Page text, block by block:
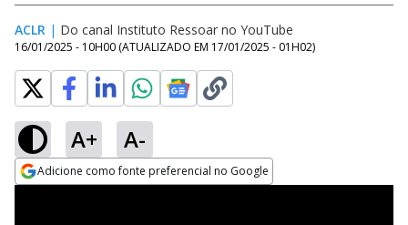
ACLR | Do canal Instituto Ressoar no YouTube
16/01/2025 - 10H00 (ATUALIZADO EM 17/01/2025 - 01H02)
A+ A-
Adicione como fonte preferencial no Google